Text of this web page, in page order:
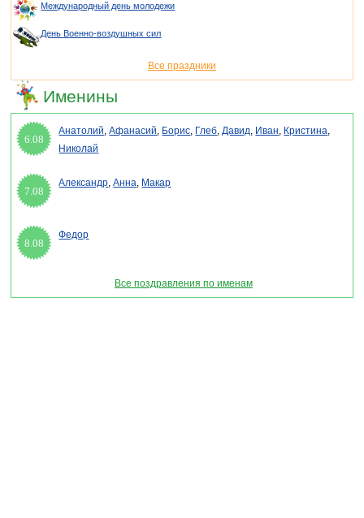
Международный день молодежи
День Военно-воздушных сил
Все праздники
Именины
6.08
Анатолий,Афанасий, Борис, Глеб,Давид, Иван, Кристина,
Николай
7.08
Александр,Анна, Макар
8.08
Федор
Все поздравления по именам